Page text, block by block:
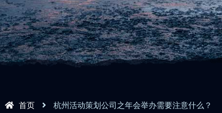
首页 杭州活动策划公司之年会举办需要注意什么？